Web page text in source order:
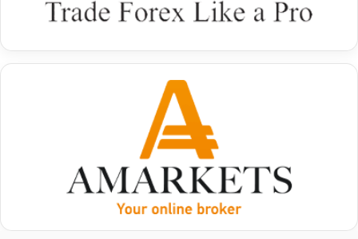
طلا آنلاین بهتر است یا طلای فیزیکی؟
این سؤال پاسخ قطعی ندارد و به شرایط هر فرد
طلای فیزیکی مزایایی مانند مالکیت مستقیم و در
اختیار داشتن دارایی را فراهم می‌کند. در مقابل، طلای
آنلاین مدیریت ساده‌تر، امنیت بیشتر در نگهداری و
امکان خرید با مبالغ پایین‌تر را ارائه می‌دهد.